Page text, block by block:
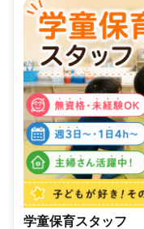
学童保育スタッフ